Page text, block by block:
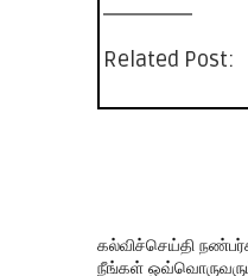
Related Post:
கல்விச்செய்தி
நீங்கள்